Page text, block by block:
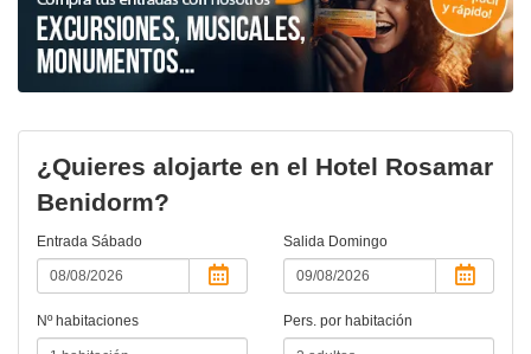
¿Quieres alojarte en el Hotel Rosamar
Benidorm?
Entrada Sábado Salida Domingo
Nº habitaciones Pers. por habitación